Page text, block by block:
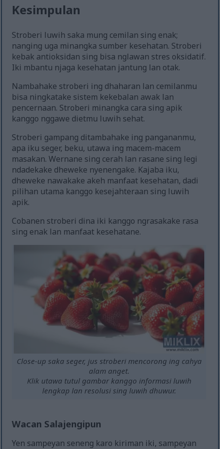
Kesimpulan
Stroberi luwih saka mung cemilan sing enak;
nanging uga minangka sumber kesehatan. Stroberi
kebak antioksidan sing bisa nglawan stres oksidatif.
Iki mbantu njaga kesehatan jantung lan otak.
Nambahake stroberi ing dhaharan lan cemilanmu
bisa ningkatake sistem kekebalan awak lan
pencernaan. Stroberi minangka cara sing apik
kanggo nggawe dietmu luwih sehat.
Stroberi gampang ditambahake ing pangananmu,
apa iku seger, beku, utawa ing macem-macem
masakan. Wernane sing cerah lan rasane sing legi
ndadekake dheweke nyenengake. Kajaba iku,
dheweke nawakake akeh manfaat kesehatan, dadi
pilihan utama kanggo kesejahteraan sing luwih
apik.
Cobanen stroberi dina iki kanggo ngrasakake rasa
sing enak lan manfaat kesehatane.
Close-up saka seger, jus stroberi mencorong ing cahya
alam anget.
Klik utawa tutul gambar kanggo informasi luwih
lengkap lan resolusi sing luwih dhuwur.
Wacan Salajengipun
Yen sampeyan seneng karo kiriman iki, sampeyan